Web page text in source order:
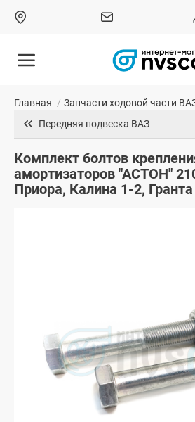
Главная / Запчасти ходовой части
Передняя подвеска ВАЗ
Комплект болтов
амортизаторов "АСТОН"
Приора, Калина 1-2,